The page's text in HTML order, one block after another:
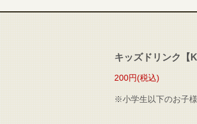
キッズドリンク【
200円(税込)
※小学生以下のお子